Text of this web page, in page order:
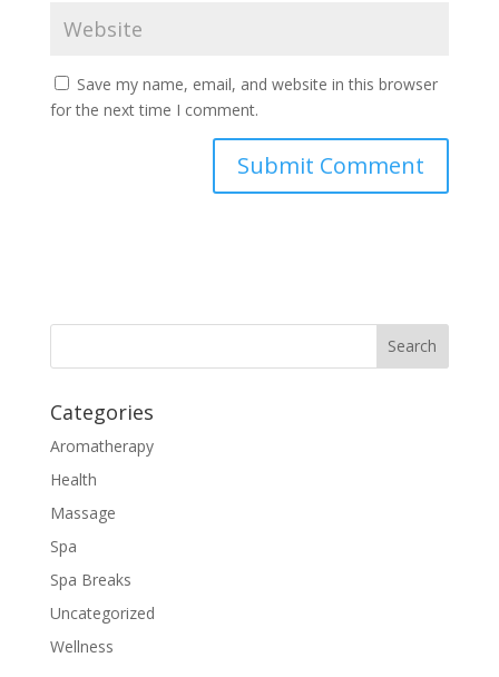
Save my name, email, and website in this browser
for the next time I comment.
Categories
Aromatherapy
Health
Massage
Spa
Spa Breaks
Uncategorized
Wellness